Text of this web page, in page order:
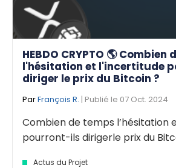
HEBDO CRYPTO 🌎 Combien
l'hésitation et l'incertitude
diriger le prix du Bitcoin ?
ParFrançois R. | Publié le 07 Oct. 2024
Combien de temps l’hésitation
pourront-ils dirigerle prix du
Actus du Projet